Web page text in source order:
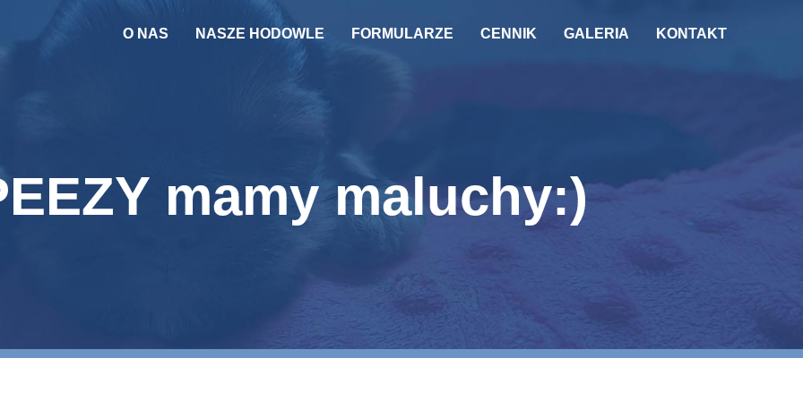
O NAS NASZE HODOWLE FORMULARZE CENNIK GALERIA KONTAKT
mamy maluchy:)